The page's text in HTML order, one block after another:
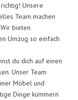
Unsere
Team machen
bieten
Umzug so einfach
du dich auf einen
Unser Team
Möbel und
Dinge kümmern